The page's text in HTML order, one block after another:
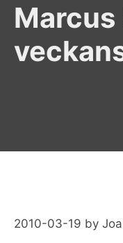
2010-03-19 by